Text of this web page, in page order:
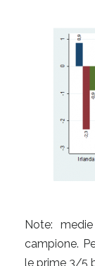
Note:
campione.
le prime 3/5